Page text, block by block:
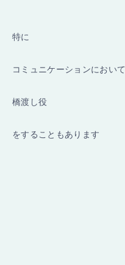
特に
コミュニケーションにおいて
橋渡し役
をすることもあります